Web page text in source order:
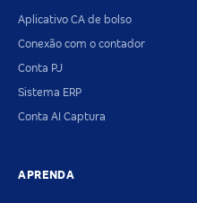
Aplicativo CA de bolso
Conexão com o contador
Conta PJ
Sistema ERP
Conta AI Captura
APRENDA